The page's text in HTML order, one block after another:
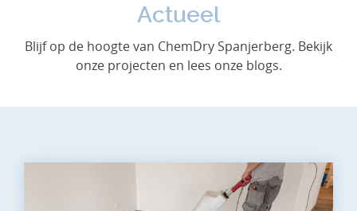
Actueel
Blijf op de hoogte van ChemDry Spanjerberg. Bekijk
onze projecten en lees onze blogs.